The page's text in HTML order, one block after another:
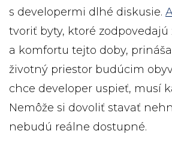
s developermi dlhé diskusie.
tvoriť byty, ktoré
a komfortu tejto doby,
životný priestor budúcim
chce developer uspieť, musí
Nemôže si dovoliť stavať
nebudú reálne dostupné.